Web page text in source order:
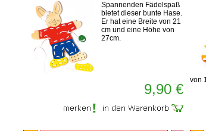
Spannenden Fädelspaß
bietet dieser bunte Hase.
Er hat eine Breite von 21
cm und eine Höhe von
27cm.
9,90 €
von